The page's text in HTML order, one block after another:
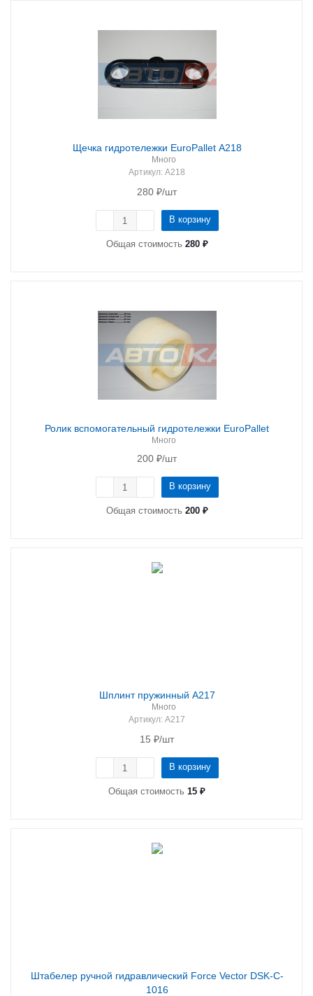
Щечка гидротележки EuroPallet A218
Много
Артикул: A218
280 ₽/шт
В корзину
Общая стоимость 280 ₽
Ролик вспомогательный гидротележки EuroPallet
Много
200 ₽/шт
В корзину
Общая стоимость 200 ₽
Шплинт пружинный А217
Много
Артикул: А217
15 ₽/шт
В корзину
Общая стоимость 15 ₽
Штабелер ручной гидравлический Force Vector DSK-C-
1016